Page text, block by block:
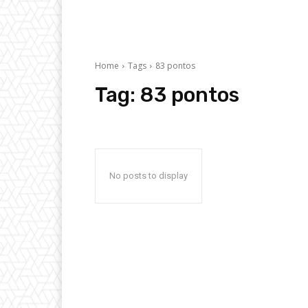
Home Tags 83 pontos
Tag: 83 pontos
No posts to display